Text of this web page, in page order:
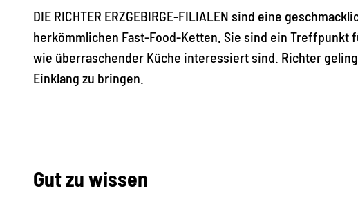
DIE RICHTER ERZGEBIRGE-FILIALEN sind eine
herkömmlichen Fast-Food-Ketten. Sie sind ein Treffpunkt
wie überraschender Küche interessiert sind. Richter
Einklang zu bringen.
Gut zu wissen